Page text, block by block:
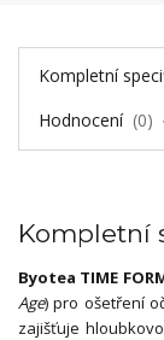
Kompletní
Hodnocení
0
Kompletní
Byotea TIME
Age) pro ošetření
zajišťuje